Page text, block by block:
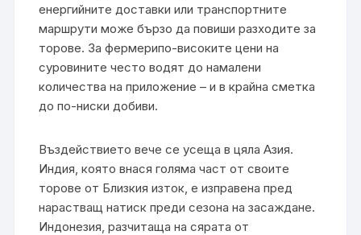
енергийните доставки или транспортните
маршрути може бързо да повиши разходите за
торове. За фермерипо-високите цени на
суровините често водят до намалени
количества на приложение – и в крайна сметка
до по-ниски добиви.
Въздействието вече се усеща в цяла Азия.
Индия, която внася голяма част от своите
торове от Близкия изток, е изправена пред
нарастващ натиск преди сезона на засаждане.
Индонезия, разчитаща на сярата от